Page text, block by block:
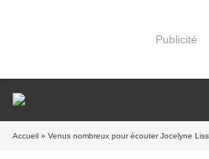
Publicité
Accueil » Venus nombreux pour écouter Jocelyne